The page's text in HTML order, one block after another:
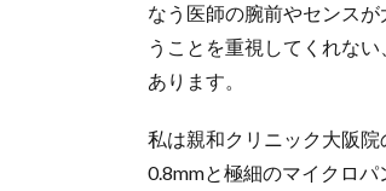
なう医師の腕前やセンス
うことを重視してくれな
あります。
私は親和クリニック大阪
0.8mmと極細のマイクロ